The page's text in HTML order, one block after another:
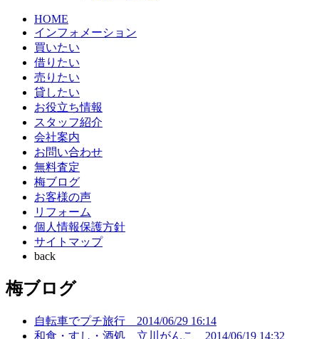
HOME
インフォメーション
買いたい
借りたい
売りたい
貸したい
お役立ち情報
スタッフ紹介
会社案内
お問い合わせ
無料査定
梅ブログ
お客様の声
リフォーム
個人情報保護方針
サイトマップ
back
梅ブログ
自転車でプチ旅行 2014/06/29 16:14
和食・すし・酒処 立川がんこ 2014/06/19 14:32